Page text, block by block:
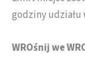
godziny udziału
WROśnij we